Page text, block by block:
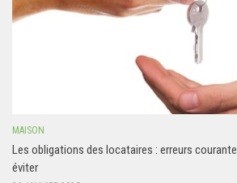
MAISON
Les obligations des locataires : erreurs
éviter